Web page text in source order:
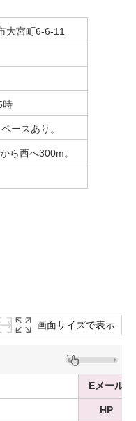
大宮町6-6-11
時
ースあり。
ら西へ300m。
画面サイズで表示
Eメール
HP